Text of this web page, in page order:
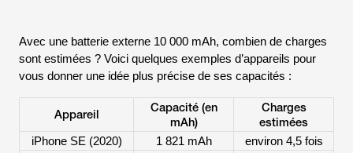
Avec une batterie externe 10 000 mAh, combien de charges
sont estimées ? Voici quelques exemples d’appareils pour
vous donner une idée plus précise de ses capacités :
Appareil
Capacité (en
mAh)
Charges
estimées
iPhone SE (2020) 1 821 mAh
environ 4,5 fois